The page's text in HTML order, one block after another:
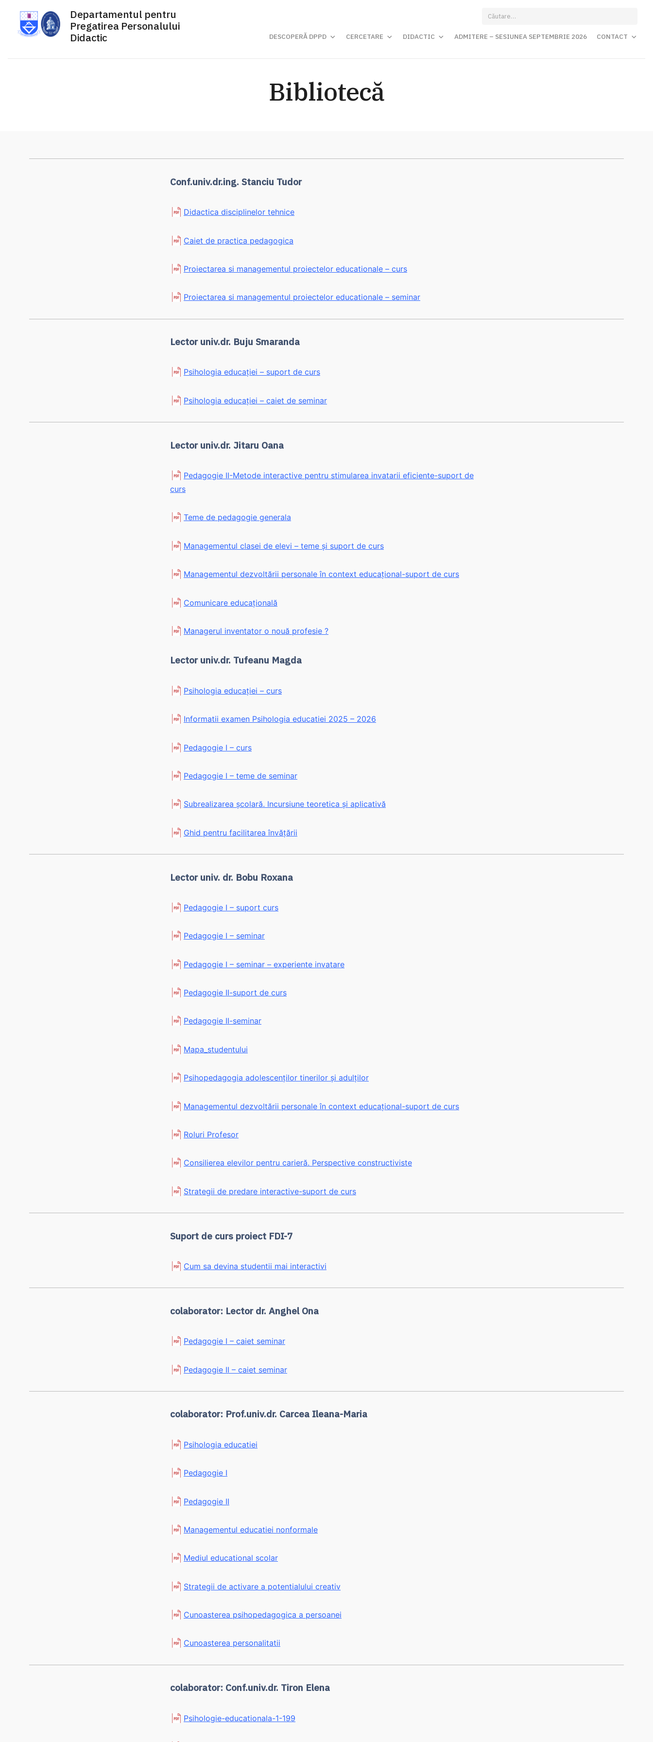
Departamentul pentru
Pregatirea Personalului
Didactic
Caută
DESCOPERĂ DPPD CERCETARE DIDACTIC ADMITERE – SESIUNEA SEPTEMBRIE 2026 CONTACT
Bibliotecă
Conf.univ.dr.ing. Stanciu Tudor
Didactica disciplinelor tehnice
Caiet de practica pedagogica
Proiectarea si managementul proiectelor educationale – curs
Proiectarea si managementul proiectelor educationale – seminar
Lector univ.dr. Buju Smaranda
Psihologia educației – suport de curs
Psihologia educației – caiet de seminar
Lector univ.dr. Jitaru Oana
Pedagogie II-Metode interactive pentru stimularea invatarii eficiente-suport de
curs
Teme de pedagogie generala
Managementul clasei de elevi – teme și suport de curs
Managementul dezvoltării personale în context educațional-suport de curs
Comunicare educațională
Managerul inventator o nouă profesie ?
Lector univ.dr. Tufeanu Magda
Psihologia educației – curs
Informatii examen Psihologia educatiei 2025 – 2026
Pedagogie I – curs
Pedagogie I – teme de seminar
Subrealizarea școlară. Incursiune teoretica și aplicativă
Ghid pentru facilitarea învățării
Lector univ. dr. Bobu Roxana
Pedagogie I – suport curs
Pedagogie I – seminar
Pedagogie I – seminar – experiente invatare
Pedagogie II-suport de curs
Pedagogie II-seminar
Mapa_studentului
Psihopedagogia adolescenților tinerilor și adulților
Managementul dezvoltării personale în context educațional-suport de curs
Roluri Profesor
Consilierea elevilor pentru carieră. Perspective constructiviste
Strategii de predare interactive-suport de curs
Suport de curs proiect FDI-7
Cum sa devina studentii mai interactivi
colaborator: Lector dr. Anghel Ona
Pedagogie I – caiet seminar
Pedagogie II – caiet seminar
colaborator: Prof.univ.dr. Carcea Ileana-Maria
Psihologia educatiei
Pedagogie I
Pedagogie II
Managementul educatiei nonformale
Mediul educational scolar
Strategii de activare a potentialului creativ
Cunoasterea psihopedagogica a persoanei
Cunoasterea personalitatii
colaborator: Conf.univ.dr. Tiron Elena
Psihologie-educationala-1-199